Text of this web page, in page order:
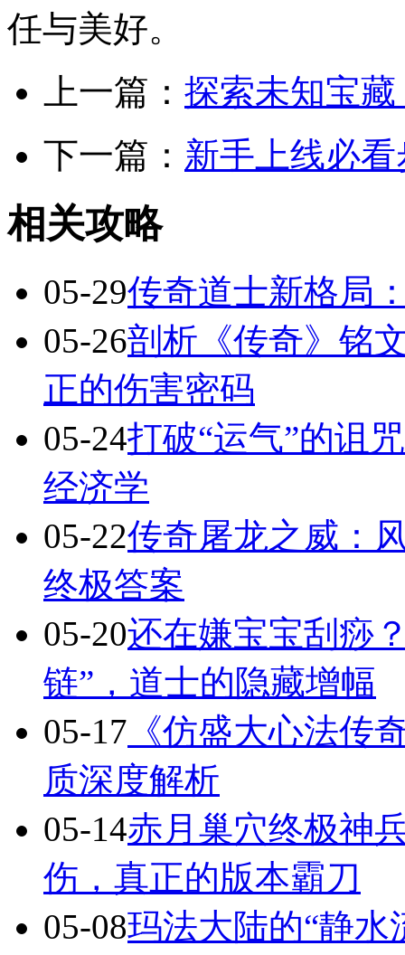
任与美好。
上一篇： 探索未知宝
下一篇： 新手上线必
相关攻略
05-29传奇道士新格局
05-26剖析《传奇》铭
正的伤害密码
05-24打破“运气”的诅
经济学
05-22传奇屠龙之威：
终极答案
05-20还在嫌宝宝刮痧
链”，道士的隐藏增幅
05-17 《仿盛大心法传
质深度解析
05-14赤月巢穴终极神
伤，真正的版本霸刀
05-08玛法大陆的“静